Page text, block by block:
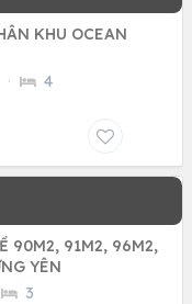
KHU OCEAN
· 4
90M2, 91M2, 96M2,
YÊN
3